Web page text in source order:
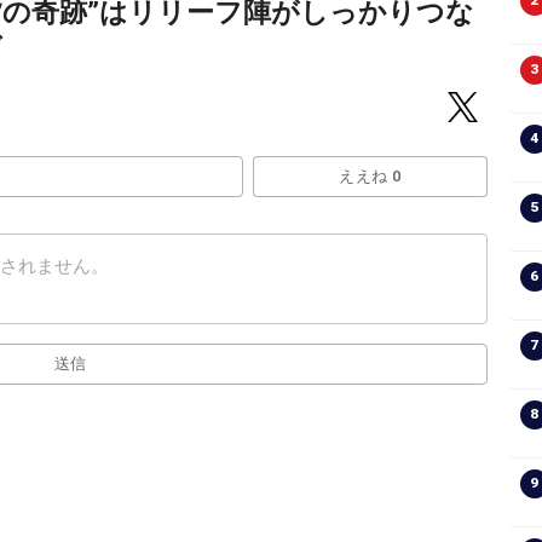
奇跡”はリリーフ陣がしっかりつな
ええね 0
送信
3
4
5
6
7
8
9